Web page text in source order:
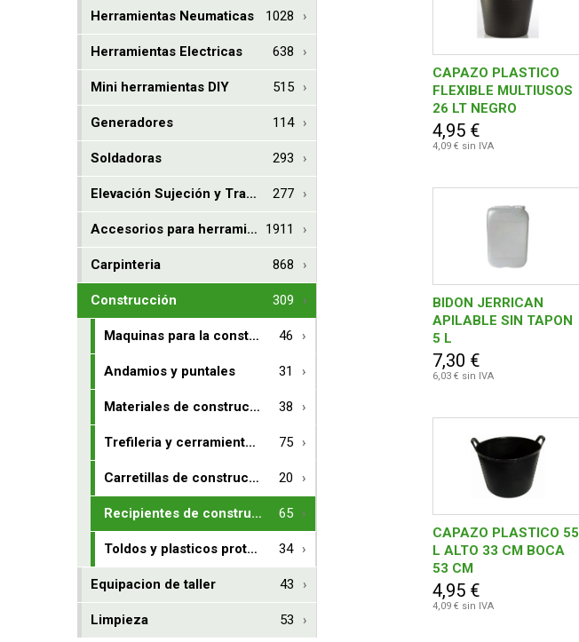
Herramientas Neumaticas 1028
Herramientas Electricas 638
Mini herramientas DIY 515
Generadores 114
Soldadoras 293
Elevación Sujeción y Transporte de Cargas 277
Accesorios para herramientas 1911
Carpinteria 868
Construcción 309
Maquinas para la construccion 46
Andamios y puntales 31
Materiales de construccion 38
Trefileria y cerramientos de obra 75
Carretillas de construccion 20
Recipientes de construccion 65
Toldos y plasticos protectores 34
Equipacion de taller 43
Limpieza 53
CAPAZO PLASTICO
FLEXIBLE MULTIUSOS
26 LT NEGRO
4,95 €
4,09 € sin IVA
BIDON JERRICAN
APILABLE SIN TAPON
5 L
7,30 €
6,03 € sin IVA
CAPAZO PLASTICO 55
L ALTO 33 CM BOCA
53 CM
4,95 €
4,09 € sin IVA